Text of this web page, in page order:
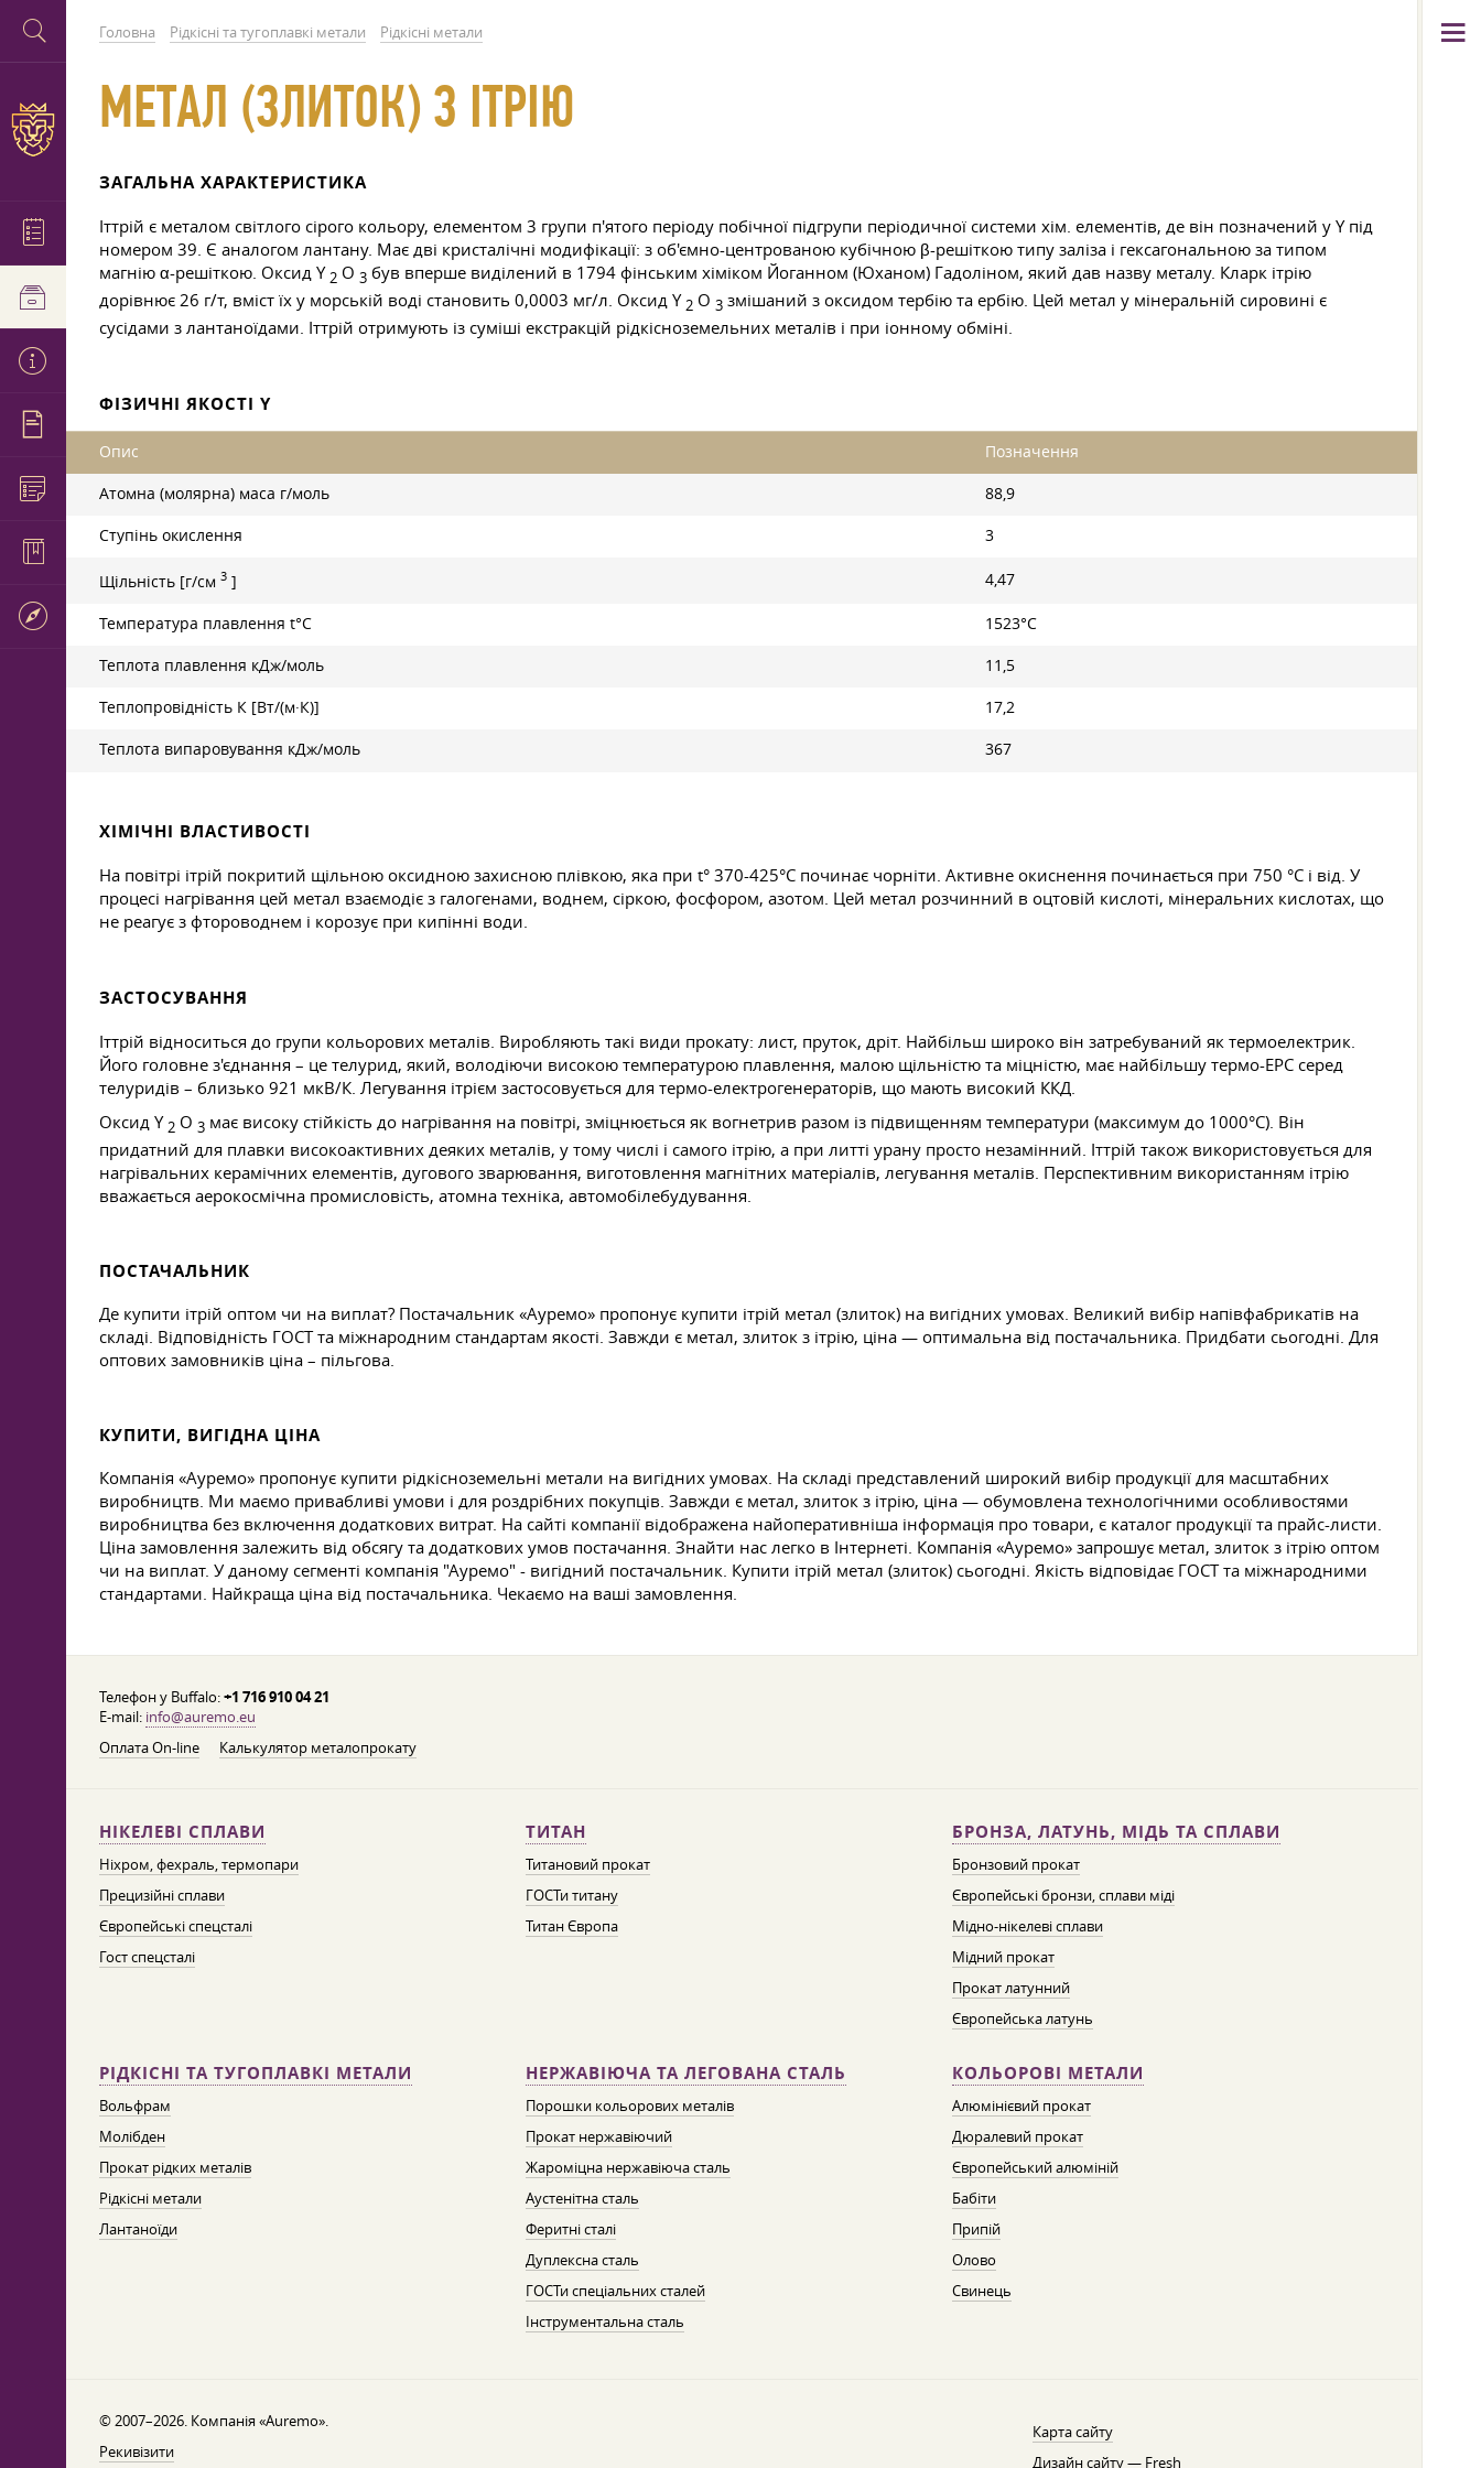
Головна Рідкісні та тугоплавкі метали Рідкісні метали
МЕТАЛ (ЗЛИТОК) З ІТРІЮ
ЗАГАЛЬНА ХАРАКТЕРИСТИКА
Іттрій є металом світлого сірого кольору, елементом 3 групи п'ятого періоду побічної підгрупи періодичної системи хім. елементів, де він позначений у Y під
номером 39. Є аналогом лантану. Має дві кристалічні модифікації: з об'ємно-центрованою кубічною β-решіткою типу заліза і гексагональною за типом
магнію α-решіткою. Оксид Y2 O 3 був вперше виділений в 1794 фінським хіміком Йоганном (Юханом) Гадоліном, який дав назву металу. Кларк ітрію
дорівнює 26 г/т, вміст їх у морській воді становить 0,0003 мг/л. Оксид Y2 O 3 змішаний з оксидом тербію та ербію. Цей метал у мінеральній сировині є
сусідами з лантаноїдами. Іттрій отримують із суміші екстракцій рідкісноземельних металів і при іонному обміні.
ФІЗИЧНІ ЯКОСТІ Y
Опис Позначення
Атомна (молярна) маса г/моль 88,9
Ступінь окислення 3
Щільність [г/см 3 ] 4,47
Температура плавлення t°С 1523°С
Теплота плавлення кДж/моль 11,5
Теплопровідність К [Вт/(м·К)] 17,2
Теплота випаровування кДж/моль 367
ХІМІЧНІ ВЛАСТИВОСТІ
На повітрі ітрій покритий щільною оксидною захисною плівкою, яка при t° 370-425°С починає чорніти. Активне окиснення починається при 750 °C і від. У
процесі нагрівання цей метал взаємодіє з галогенами, воднем, сіркою, фосфором, азотом. Цей метал розчинний в оцтовій кислоті, мінеральних кислотах, що
не реагує з фтороводнем і корозує при кипінні води.
ЗАСТОСУВАННЯ
Іттрій відноситься до групи кольорових металів. Виробляють такі види прокату: лист, пруток, дріт. Найбільш широко він затребуваний як термоелектрик.
Його головне з'єднання – це телурид, який, володіючи високою температурою плавлення, малою щільністю та міцністю, має найбільшу термо-ЕРС серед
телуридів – близько 921 мкВ/К. Легування ітрієм застосовується для термо-електрогенераторів, що мають високий ККД.
Оксид Y2 O 3 має високу стійкість до нагрівання на повітрі, зміцнюється як вогнетрив разом із підвищенням температури (максимум до 1000°С). Він
придатний для плавки високоактивних деяких металів, у тому числі і самого ітрію, а при литті урану просто незамінний. Іттрій також використовується для
нагрівальних керамічних елементів, дугового зварювання, виготовлення магнітних матеріалів, легування металів. Перспективним використанням ітрію
вважається аерокосмічна промисловість, атомна техніка, автомобілебудування.
ПОСТАЧАЛЬНИК
Де купити ітрій оптом чи на виплат? Постачальник «Ауремо» пропонує купити ітрій метал (злиток) на вигідних умовах. Великий вибір напівфабрикатів на
складі. Відповідність ГОСТ та міжнародним стандартам якості. Завжди є метал, злиток з ітрію, ціна — оптимальна від постачальника. Придбати сьогодні. Для
оптових замовників ціна – пільгова.
КУПИТИ, ВИГІДНА ЦІНА
Компанія «Ауремо» пропонує купити рідкісноземельні метали на вигідних умовах. На складі представлений широкий вибір продукції для масштабних
виробництв. Ми маємо привабливі умови і для роздрібних покупців. Завжди є метал, злиток з ітрію, ціна — обумовлена технологічними особливостями
виробництва без включення додаткових витрат. На сайті компанії відображена найоперативніша інформація про товари, є каталог продукції та прайс-листи.
Ціна замовлення залежить від обсягу та додаткових умов постачання. Знайти нас легко в Інтернеті. Компанія «Ауремо» запрошує метал, злиток з ітрію оптом
чи на виплат. У даному сегменті компанія "Ауремо" - вигідний постачальник. Купити ітрій метал (злиток) сьогодні. Якість відповідає ГОСТ та міжнародними
стандартами. Найкраща ціна від постачальника. Чекаємо на ваші замовлення.
Телефон у Buffalo:+1 716 910 04 21
E-mail: info@auremo.eu
Оплата On-line
Калькулятор металопрокату
НІКЕЛЕВІ СПЛАВИ
Ніхром, фехраль, термопари
Прецизійні сплави
Європейські спецсталі
Гост спецсталі
ТИТАН
Титановий прокат
ГОСТи титану
Титан Європа
БРОНЗА, ЛАТУНЬ, МІДЬ ТА СПЛАВИ
Бронзовий прокат
Європейські бронзи, сплави міді
Мідно-нікелеві сплави
Мідний прокат
Прокат латунний
Європейська латунь
РІДКІСНІ ТА ТУГОПЛАВКІ МЕТАЛИ
Вольфрам
Молібден
Прокат рідких металів
Рідкісні метали
Лантаноїди
НЕРЖАВІЮЧА ТА ЛЕГОВАНА СТАЛЬ
Порошки кольорових металів
Прокат нержавіючий
Жароміцна нержавіюча сталь
Аустенітна сталь
Феритні сталі
Дуплексна сталь
ГОСТи спеціальних сталей
Інструментальна сталь
КОЛЬОРОВІ МЕТАЛИ
Алюмінієвий прокат
Дюралевий прокат
Європейський алюміній
Бабіти
Припій
Олово
Свинець
© 2007–2026. Компанія «Auremo».
Рекивізити
Карта сайту
Дизайн сайту — Fresh